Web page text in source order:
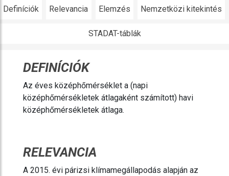
Definíciók Relevancia Elemzés Nemzetközi kitekintés
STADAT-táblák
DEFINÍCIÓK
Az éves középhőmérséklet a (napi
középhőmérsékletek átlagaként számított) havi
középhőmérsékletek átlaga.
RELEVANCIA
A 2015. évi párizsi klímamegállapodás alapján az